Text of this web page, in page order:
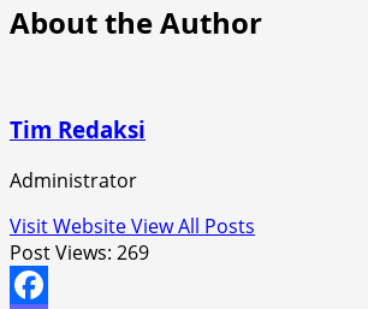
About the Author
Tim Redaksi
Administrator
Visit WebsiteView All Posts
Post Views: 269